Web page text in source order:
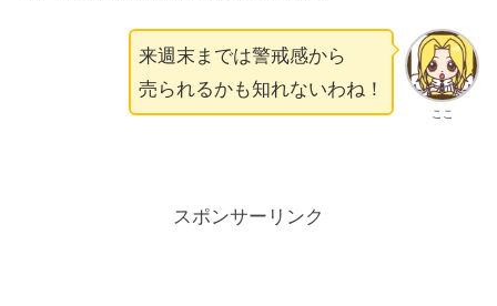
ここ
来週末までは警戒感から
売られるかも知れないわね！
スポンサーリンク